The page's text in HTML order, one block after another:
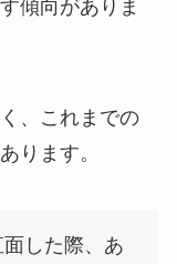
傾向がありま
、これまでの
ります。
した際、あ